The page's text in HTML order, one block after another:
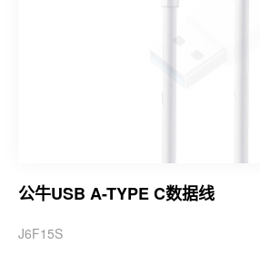
公牛USB A-TYPE C数据线
J6F15S